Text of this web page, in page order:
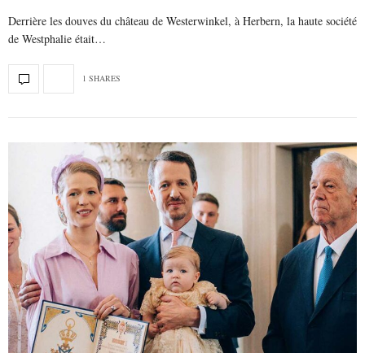
Derrière les douves du château de Westerwinkel, à Herbern, la haute société
de Westphalie était…
1 SHARES